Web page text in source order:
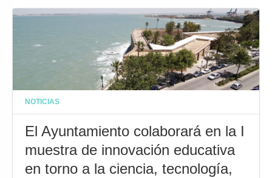
NOTICIAS
El Ayuntamiento colaborará en la I
muestra de innovación educativa
en torno a la ciencia, tecnología,